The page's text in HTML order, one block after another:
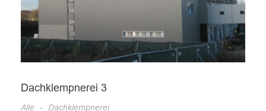
Dachklempnerei 3
Alle Dachklempnerei